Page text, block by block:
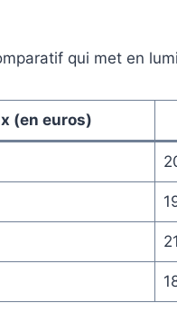
qui met en
(en euros)